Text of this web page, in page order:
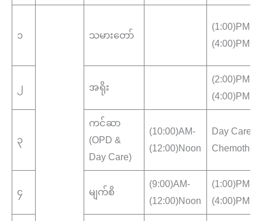
၁ သမားတော်
(1:00)PM-
(4:00)PM
၂ အရိုး
(2:00)PM-
(4:00)PM
၃
ကင်ဆာ
(OPD &
Day Care)
(10:00)AM-
(12:00)Noon
Day Care
၄ မျက်စိ
(9:00)AM-
(12:00)Noon
(1:00)PM-
(4:00)PM